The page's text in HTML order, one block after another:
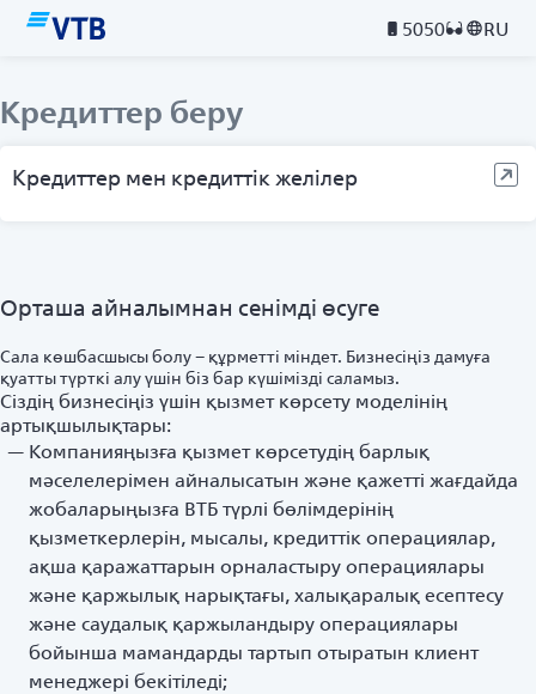
5050 RU
Кредиттер беру
Кредиттер мен кредиттік желілер
Орташа айналымнан сенімді өсуге
Сала көшбасшысы болу – құрметті міндет. Бизнесіңіз дамуға
қуатты түрткі алу үшін біз бар күшімізді саламыз.
Сіздің бизнесіңіз үшін қызмет көрсету моделінің
артықшылықтары:
Компанияңызға қызмет көрсетудің барлық
мәселелерімен айналысатын және қажетті жағдайда
жобаларыңызға ВТБ түрлі бөлімдерінің
қызметкерлерін, мысалы, кредиттік операциялар,
ақша қаражаттарын орналастыру операциялары
және қаржылық нарықтағы, халықаралық есептесу
және саудалық қаржыландыру операциялары
бойынша мамандарды тартып отыратын клиент
менеджері бекітіледі;